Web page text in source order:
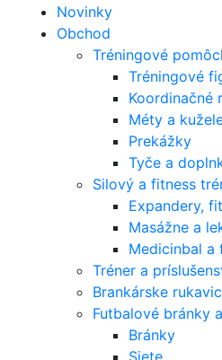
Novinky
Obchod
Tréningové
Tréningové
Koordinačné
Méty a
Prekážky
Tyče a
Silový a fitness
Expandery,
Masážne a
Medicinbal a
Tréner a
Brankárske
Futbalové bránky
Bránky
Siete